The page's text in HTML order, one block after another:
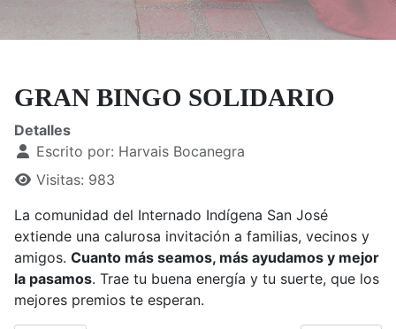
GRAN BINGO SOLIDARIO
Detalles
Escrito por: Harvais Bocanegra
Visitas: 983
La comunidad del Internado Indígena San José
extiende una calurosa invitación a familias, vecinos y
amigos. Cuanto más seamos, más ayudamos y mejor
la pasamos. Trae tu buena energía y tu suerte, que los
mejores premios te esperan.